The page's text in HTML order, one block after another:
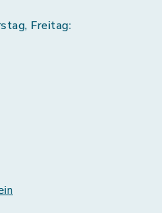
Freitag: